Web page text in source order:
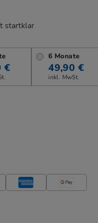
startklar
€
6 Monate
49,90 €
inkl. MwSt.